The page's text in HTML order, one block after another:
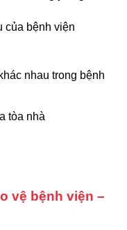
của bệnh viện
nhau trong bệnh
tòa nhà
vệ bệnh viện –